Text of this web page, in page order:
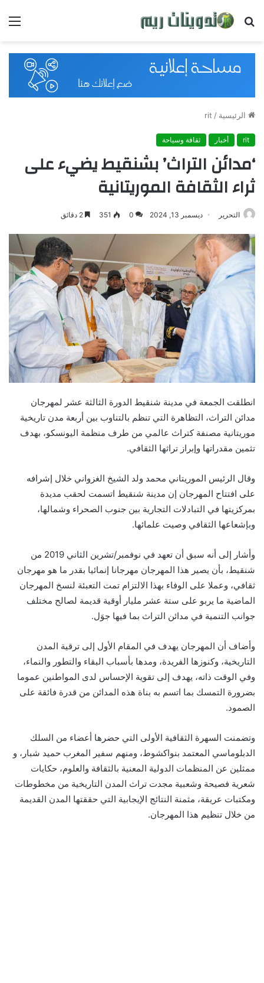
بحث
الرئيسية/
rit
أخبار ثقافة وسياحة
‘مدائن التراث’ بشنقيط يضيء على
ثراء الثقافة الموريتانية
التحرير ديسمبر 13, 2024 0
351
انطلقت الجمعة في مدينة شنقيط الدورة الثالثة عشر لمهرجان
مدائن التراث، التظاهرة التي تنظم بالتناوب بين أربعة مدن تاريخية
موريتانية مصنفة كتراث عالمي من طرف منظمة اليونسكو، بهدف
تثمين مقدراتها وإبراز تراثها الثقافي.
وقال الرئيس الموريتاني محمد ولد الشيخ الغزواني خلال إشرافه
على افتتاح المهرجان إن مدينة شنقيط اتسمت لحقب مديدة
بمركزيتها في التبادلات التجارية بين جنوب الصحراء وشمالها،
وبإشعاعها الثقافي وصيت علمائها.
وأشار إلى أنه سبق أن تعهد في نوفمبر/تشرين الثاني 2019 من
شنقيط، بأن يصير هذا المهرجان مهرجانا إنمائيا بقدر ما هو مهرجان
ثقافي، وعملا على الوفاء بهذا الالتزام تمت التعبئة لنسخ المهرجان
الماضية ما يربو على ستة عشر مليار أوقية قديمة لصالح مختلف
جوانب التنمية في مدائن التراث بما فيها جوَل.
وأضاف أن المهرجان يهدف في المقام الأول إلى ترقية المدن
التاريخية، وكنوزها الفريدة، ومدها بأسباب البقاء والتطور والنماء،
وفي الوقت ذاته، يهدف إلى تقوية الإحساس لدى المواطنين عموما
بضرورة التمسك بما اتسم به بناة هذه المدائن من قدرة فائقة على
الصمود.
وتضمنت السهرة الثقافية الأولى التي حضرها أعضاء من السلك
الدبلوماسي المعتمد بنواكشوط، ومنهم سفير المغرب حميد شبار، و
ممثلين عن المنظمات الدولية المعنية بالثقافة والعلوم، حكايات
شعرية فصيحة وشعبية مجدت تراث المدن التاريخية من مخطوطات
ومكتبات عريقة، مثمنة النتائج الإيجابية التي حققتها المدن القديمة
من خلال تنظيم هذا المهرجان.